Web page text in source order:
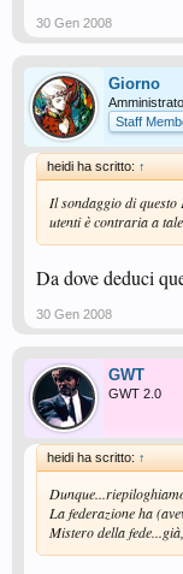
30 Gen 2008
Giorno
Staff
heidi ha scritto: ↑
Il sondaggio di
utenti è contraria a
Da dove deduci
30 Gen 2008
GWT
GWT 2.0
heidi ha scritto: ↑
La federazione ha
Mistero della